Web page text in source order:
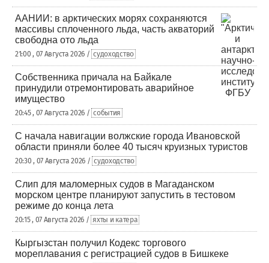
ААНИИ: в арктических морях сохраняются
массивы сплоченного льда, часть акваторий
свободна ото льда
21:00 , 07 Августа 2026 / судоходство
Собственника причала на Байкале
принудили отремонтировать аварийное
имущество
20:45 , 07 Августа 2026 / события
С начала навигации волжские города Ивановской
области приняли более 40 тысяч круизных туристов
20:30 , 07 Августа 2026 / судоходство
Слип для маломерных судов в Магаданском
морском центре планируют запустить в тестовом
режиме до конца лета
20:15 , 07 Августа 2026 / яхты и катера
Кыргызстан получил Кодекс торгового
мореплавания с регистрацией судов в Бишкеке